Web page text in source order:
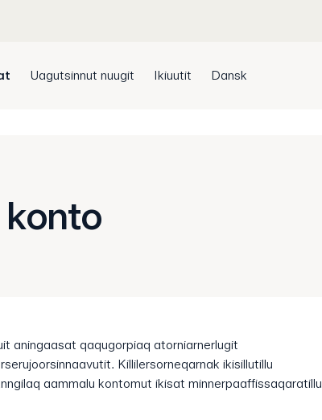
Uagutsinnut nuugit Ikiuutit Dansk
aningaasat qaqugorpiaq atorniarnerlugit
Killilersorneqarnak ikisillutillu
aammalu kontomut ikisat minnerpaaffissaqaratillu